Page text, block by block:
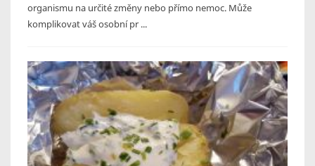
organismu na určité změny nebo přímo nemoc. Může
komplikovat váš osobní pr ...